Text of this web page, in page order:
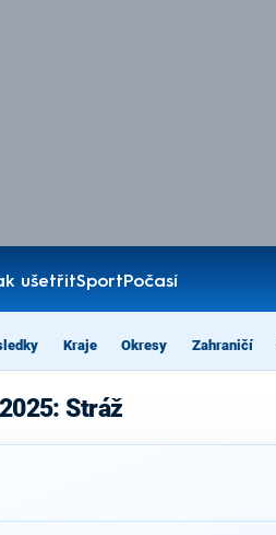
ušetřitSportPočasí
Kraje Okresy Zahraničí
Stráž